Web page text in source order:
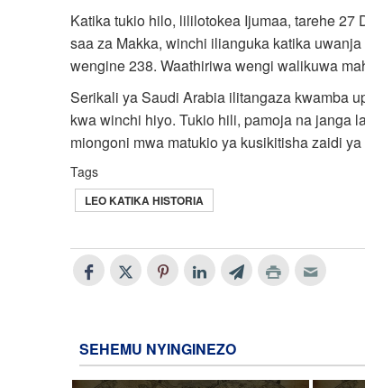
Katika tukio hilo, lililotokea Ijumaa, tarehe 27
saa za Makka, winchi ilianguka katika
wengine 238. Waathiriwa wengi walikuwa
Serikali ya Saudi Arabia ilitangaza kwamba
kwa winchi hiyo. Tukio hili, pamoja na janga
miongoni mwa matukio ya kusikitisha zaidi
Tags
LEO KATIKA HISTORIA
SEHEMU NYINGINEZO